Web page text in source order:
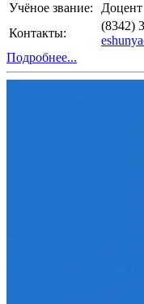
Учёное звание:
Доцент
Контакты:
(8342)
Подробнее...